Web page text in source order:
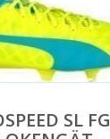
SL FG